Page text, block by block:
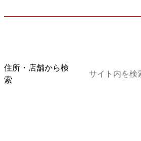
住所・店舗から検
索